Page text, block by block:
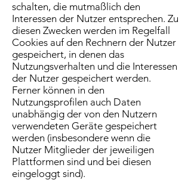
schalten, die mutmaßlich den
Interessen der Nutzer entsprechen. Zu
diesen Zwecken werden im Regelfall
Cookies auf den Rechnern der Nutzer
gespeichert, in denen das
Nutzungsverhalten und die Interessen
der Nutzer gespeichert werden.
Ferner können in den
Nutzungsprofilen auch Daten
unabhängig der von den Nutzern
verwendeten Geräte gespeichert
werden (insbesondere wenn die
Nutzer Mitglieder der jeweiligen
Plattformen sind und bei diesen
eingeloggt sind).